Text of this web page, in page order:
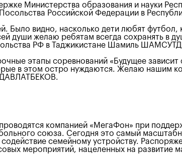
Министерства образования и науки
Российской Федерации в
видно, насколько дети любят футбол,
души желаю ребятам всегда сохранять в
РФ в Таджикистане Шамиль
этапы соревнований «Будущее
в этом остро нуждаются. Желаю нашим
ДАВЛАТБЕКОВ.
компанией «МегаФон» при
союза. Сегодня это самый
семейному устройству.
мероприятий, нацеленных на развитие